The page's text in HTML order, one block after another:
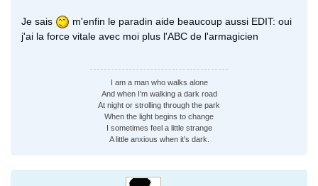
Je sais
m'enfin le paradin aide beaucoup aussi EDIT: oui
j'ai la force vitale avec moi plus l'ABC de l'armagicien
I am a man who walks alone
And when I'm walking a dark road
At night or strolling through the park
When the light begins to change
I sometimes feel a little strange
A little anxious when it's dark.